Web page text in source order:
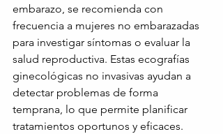
embarazo, se recomienda con
frecuencia a mujeres no embarazadas
para investigar síntomas o evaluar la
salud reproductiva. Estas ecografías
ginecológicas no invasivas ayudan a
detectar problemas de forma
temprana, lo que permite planificar
tratamientos oportunos y eficaces.